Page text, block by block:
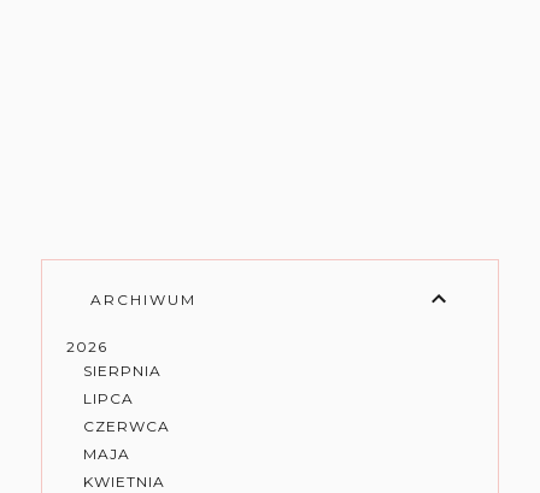
ARCHIWUM
2026
SIERPNIA
LIPCA
CZERWCA
MAJA
KWIETNIA